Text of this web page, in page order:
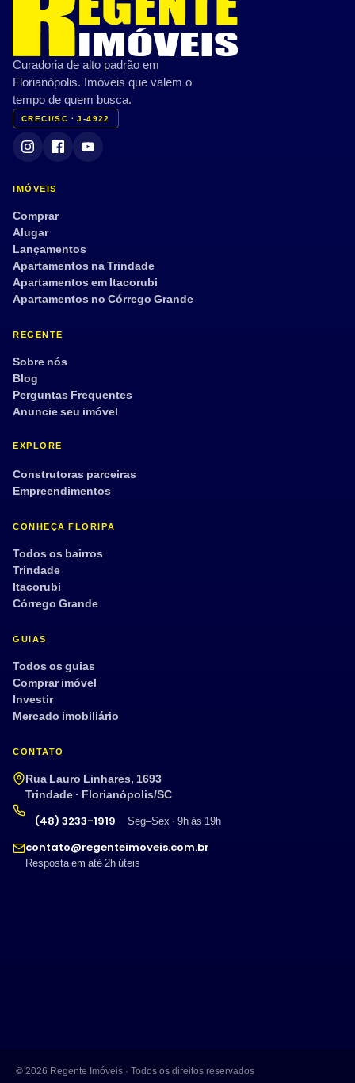
Curadoria de alto padrão em
Florianópolis. Imóveis que valem o
tempo de quem busca.
CRECI/SC · J-4922
IMÓVEIS
Comprar
Alugar
Lançamentos
Apartamentos na Trindade
Apartamentos em Itacorubi
Apartamentos no Córrego Grande
REGENTE
Sobre nós
Blog
Perguntas Frequentes
Anuncie seu imóvel
EXPLORE
Construtoras parceiras
Empreendimentos
CONHEÇA FLORIPA
Todos os bairros
Trindade
Itacorubi
Córrego Grande
GUIAS
Todos os guias
Comprar imóvel
Investir
Mercado imobiliário
CONTATO
Rua Lauro Linhares, 1693
Trindade · Florianópolis/SC
(48) 3233-1919
Seg–Sex · 9h às 19h
contato@regenteimoveis.com.br
Resposta em até 2h úteis
© 2026 Regente Imóveis · Todos os direitos reservados